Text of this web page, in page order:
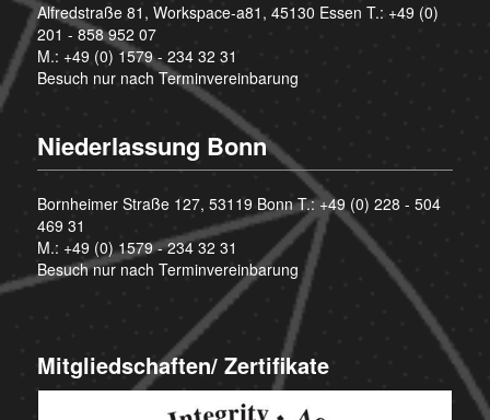
Alfredstraße 81, Workspace-a81, 45130 Essen T.: +49 (0)
201 - 858 952 07
M.: +49 (0) 1579 - 234 32 31
Besuch nur nach Terminvereinbarung
Niederlassung Bonn
Bornheimer Straße 127, 53119 Bonn T.:+49 (0) 228 - 504
469 31
M.: +49 (0) 1579 - 234 32 31
Besuch nur nach Terminvereinbarung
Mitgliedschaften/ Zertifikate